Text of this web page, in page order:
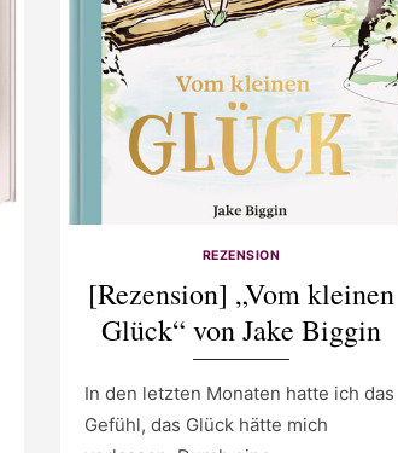
REZENSION
[Rezension] „Vom kleinen
Glück“ von Jake Biggin
In den letzten Monaten hatte ich das
Gefühl, das Glück hätte mich